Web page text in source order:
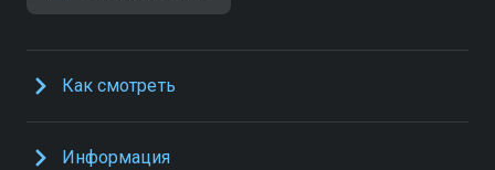
Как смотреть
Информация